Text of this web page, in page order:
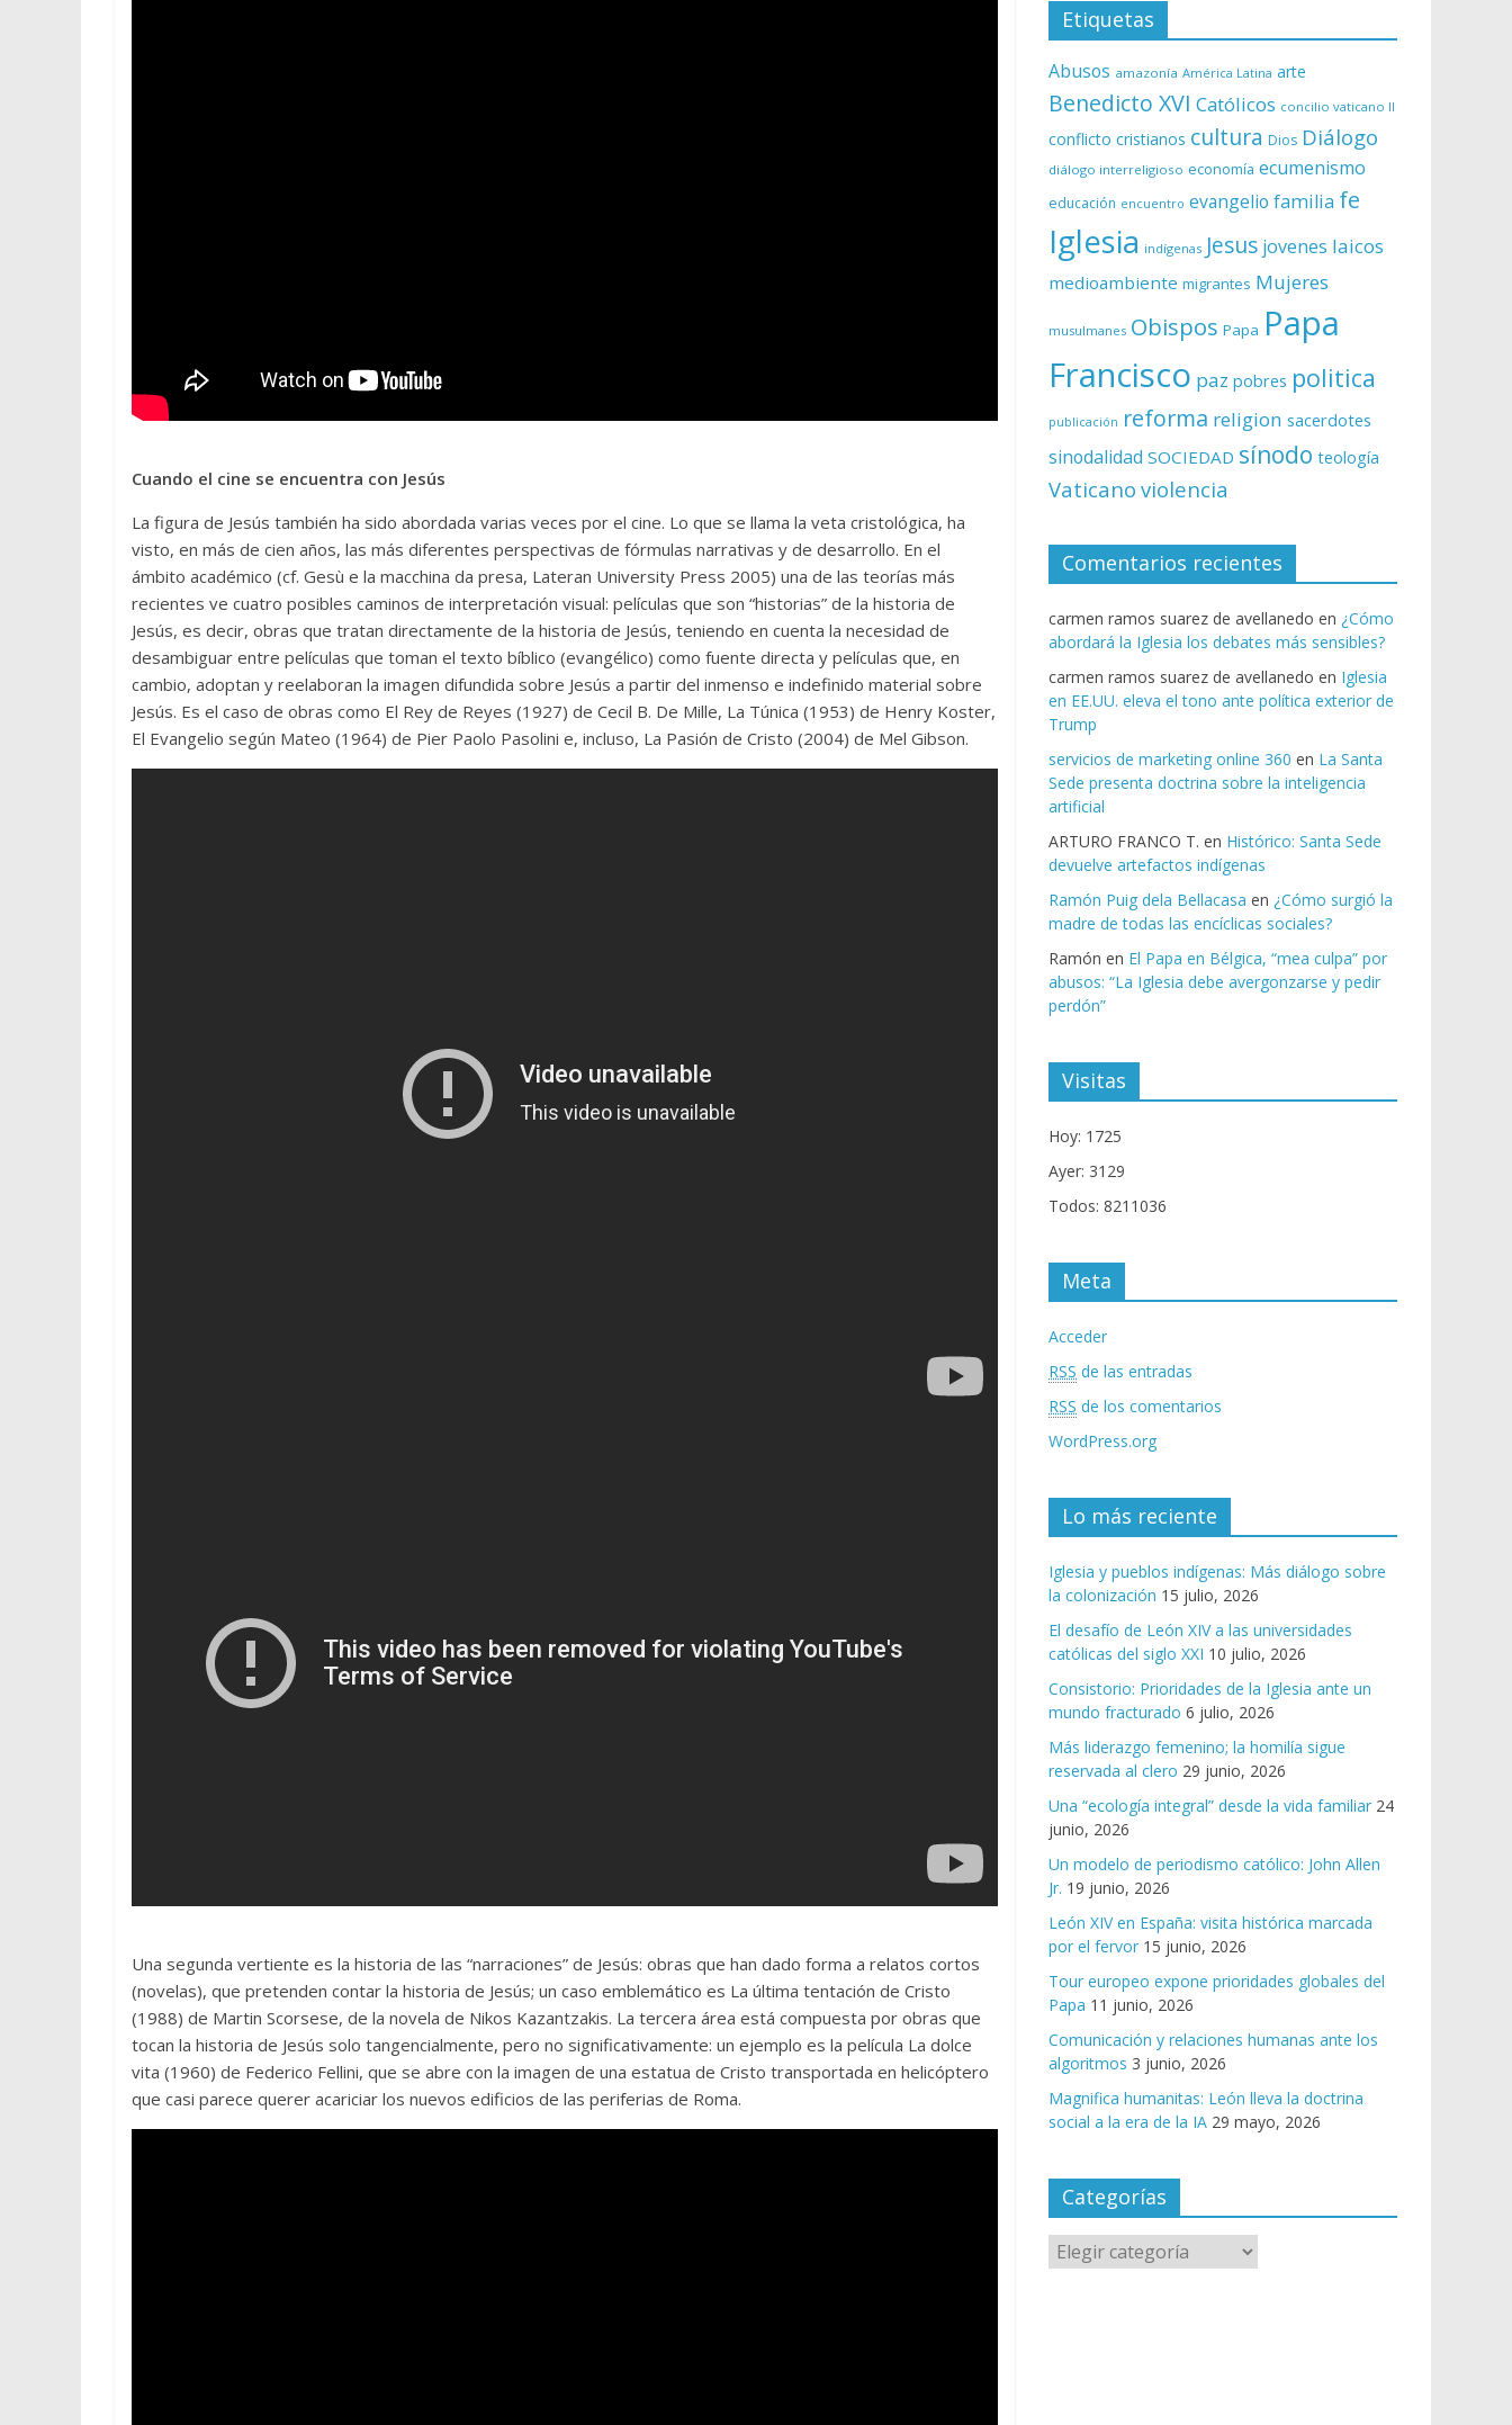
Cuando el cine se encuentra con Jesús
La figura de Jesús también ha sido abordada varias veces por el cine. Lo que se llama la veta cristológica, ha
visto, en más de cien años, las más diferentes perspectivas de fórmulas narrativas y de desarrollo. En el
ámbito académico (cf. Gesù e la macchina da presa, Lateran University Press 2005) una de las teorías más
recientes ve cuatro posibles caminos de interpretación visual: películas que son “historias” de la historia de
Jesús, es decir, obras que tratan directamente de la historia de Jesús, teniendo en cuenta la necesidad de
desambiguar entre películas que toman el texto bíblico (evangélico) como fuente directa y películas que, en
cambio, adoptan y reelaboran la imagen difundida sobre Jesús a partir del inmenso e indefinido material sobre
Jesús. Es el caso de obras como El Rey de Reyes (1927) de Cecil B. De Mille, La Túnica (1953) de Henry Koster,
El Evangelio según Mateo (1964) de Pier Paolo Pasolini e, incluso, La Pasión de Cristo (2004) de Mel Gibson.
Una segunda vertiente es la historia de las “narraciones” de Jesús: obras que han dado forma a relatos cortos
(novelas), que pretenden contar la historia de Jesús; un caso emblemático es La última tentación de Cristo
(1988) de Martin Scorsese, de la novela de Nikos Kazantzakis. La tercera área está compuesta por obras que
tocan la historia de Jesús solo tangencialmente, pero no significativamente: un ejemplo es la película La dolce
vita (1960) de Federico Fellini, que se abre con la imagen de una estatua de Cristo transportada en helicóptero
que casi parece querer acariciar los nuevos edificios de las periferias de Roma.
Etiquetas
Abusos amazonía América Latina arte
Benedicto XVI Católicos concilio vaticano II
conflicto cristianos cultura Dios Diálogo
diálogo interreligioso economía ecumenismo
educación encuentro evangelio familia fe
Iglesia indígenas Jesus jovenes laicos
medioambiente migrantes Mujeres
musulmanes Obispos Papa Papa
Francisco paz pobres politica
publicación reforma religion sacerdotes
sinodalidad SOCIEDAD sínodo teología
Vaticano violencia
Comentarios recientes
carmen ramos suarez de avellanedo en ¿Cómo
abordará la Iglesia los debates más sensibles?
carmen ramos suarez de avellanedo en Iglesia
en EE.UU. eleva el tono ante política exterior de
Trump
servicios de marketing online 360 en La Santa
Sede presenta doctrina sobre la inteligencia
artificial
ARTURO FRANCO T. en Histórico: Santa Sede
devuelve artefactos indígenas
Ramón Puig dela Bellacasa en ¿Cómo surgió la
madre de todas las encíclicas sociales?
Ramón en El Papa en Bélgica, “mea culpa” por
abusos: “La Iglesia debe avergonzarse y pedir
perdón”
Visitas
Hoy: 1725
Ayer: 3129
Todos: 8211036
Meta
Acceder
RSS de las entradas
RSS de los comentarios
WordPress.org
Lo más reciente
Iglesia y pueblos indígenas: Más diálogo sobre
la colonización 15 julio, 2026
El desafío de León XIV a las universidades
católicas del siglo XXI 10 julio, 2026
Consistorio: Prioridades de la Iglesia ante un
mundo fracturado 6 julio, 2026
Más liderazgo femenino; la homilía sigue
reservada al clero 29 junio, 2026
Una “ecología integral” desde la vida familiar 24
junio, 2026
Un modelo de periodismo católico: John Allen
Jr. 19 junio, 2026
León XIV en España: visita histórica marcada
por el fervor 15 junio, 2026
Tour europeo expone prioridades globales del
Papa 11 junio, 2026
Comunicación y relaciones humanas ante los
algoritmos 3 junio, 2026
Magnifica humanitas: León lleva la doctrina
social a la era de la IA 29 mayo, 2026
Categorías